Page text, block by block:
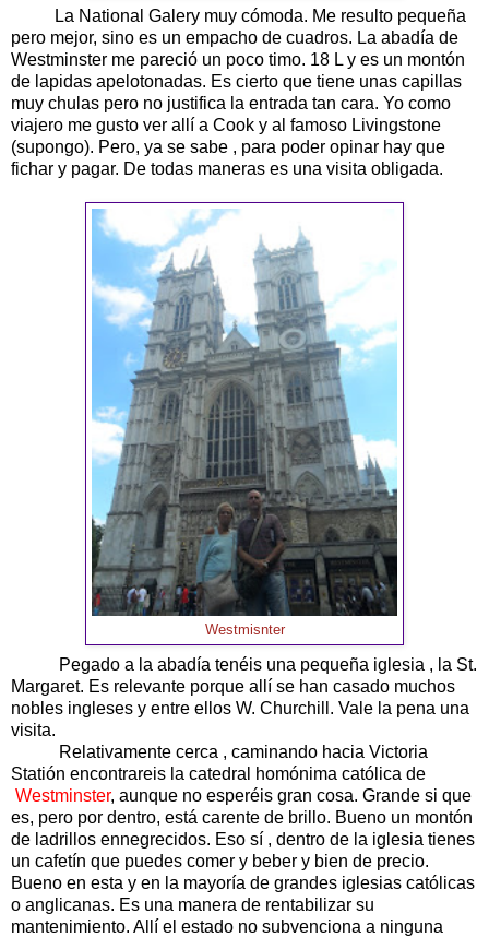
La National Galery muy cómoda. Me resulto pequeña
pero mejor, sino es un empacho de cuadros. La abadía de
Westminster me pareció un poco timo. 18 L y es un montón
de lapidas apelotonadas. Es cierto que tiene unas capillas
muy chulas pero no justifica la entrada tan cara. Yo como
viajero me gusto ver allí a Cook y al famoso Livingstone
(supongo). Pero, ya se sabe , para poder opinar hay que
fichar y pagar. De todas maneras es una visita obligada.
Westmisnter
Pegado a la abadía tenéis una pequeña iglesia , la St.
Margaret. Es relevante porque allí se han casado muchos
nobles ingleses y entre ellos W. Churchill. Vale la pena una
visita.
Relativamente cerca , caminando hacia Victoria
Statión encontrareis la catedral homónima católica de
Westminster, aunque no esperéis gran cosa. Grande si que
es, pero por dentro, está carente de brillo. Bueno un montón
de ladrillos ennegrecidos. Eso sí , dentro de la iglesia tienes
un cafetín que puedes comer y beber y bien de precio.
Bueno en esta y en la mayoría de grandes iglesias católicas
o anglicanas. Es una manera de rentabilizar su
mantenimiento. Allí el estado no subvenciona a ninguna